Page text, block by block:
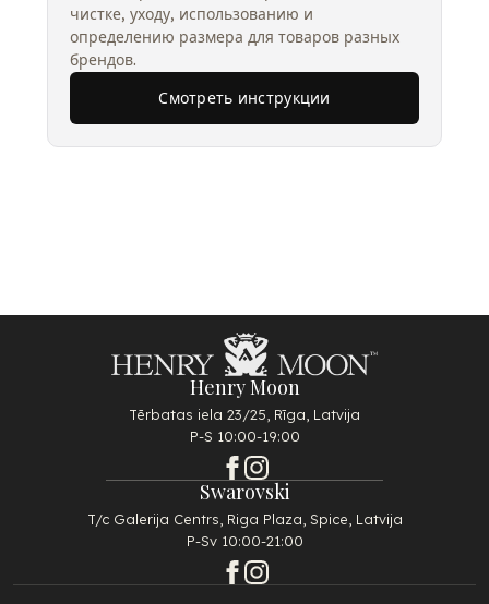
чистке, уходу, использованию и
определению размера для товаров разных
брендов.
Смотреть инструкции
Henry Moon
Tērbatas iela 23/25, Rīga, Latvija
P-S 10:00-19:00
Swarovski
T/c Galerija Centrs, Riga Plaza, Spice, Latvija
P-Sv 10:00-21:00